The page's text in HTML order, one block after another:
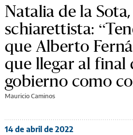
Natalia de la
schiarettista:
que Alberto
que llegar al final
gobierno como
Mauricio Caminos
14 de abril de 2022